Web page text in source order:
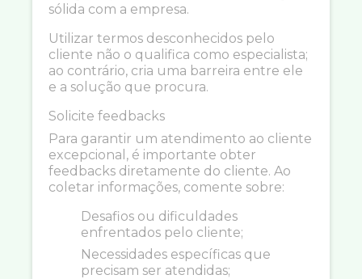
sólida com a empresa.
Utilizar termos desconhecidos pelo
cliente não o qualifica como especialista;
ao contrário, cria uma barreira entre ele
e a solução que procura.
Solicite feedbacks
Para garantir um atendimento ao cliente
excepcional, é importante obter
feedbacks diretamente do cliente. Ao
coletar informações, comente sobre:
Desafios ou dificuldades
enfrentados pelo cliente;
Necessidades específicas que
precisam ser atendidas;